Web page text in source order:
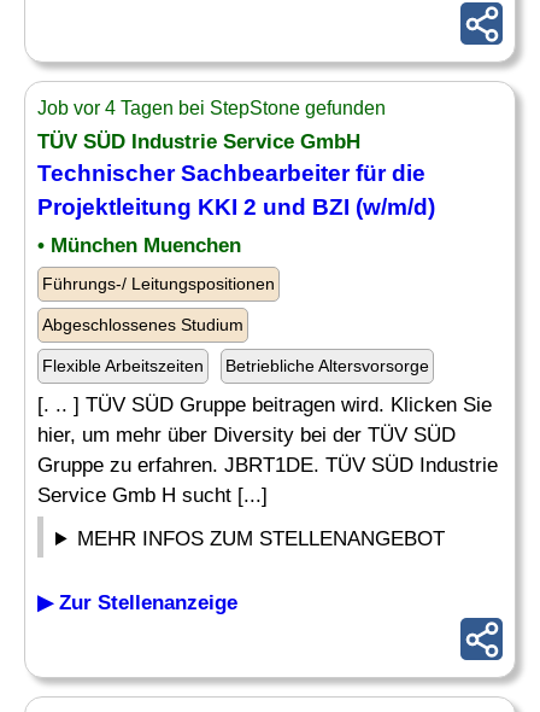
Job vor 4 Tagen bei StepStone gefunden
TÜV SÜD Industrie Service GmbH
Technischer Sachbearbeiterfür die
Projektleitung KKI 2 und BZI (w/m/d)
• München Muenchen
Führungs-/ Leitungspositionen
Abgeschlossenes Studium
Flexible Arbeitszeiten Betriebliche Altersvorsorge
[. .. ] TÜV SÜD Gruppe beitragen wird. Klicken Sie
hier, um mehr über Diversity bei der TÜV SÜD
Gruppe zu erfahren. JBRT1DE. TÜV SÜD Industrie
Service Gmb H sucht [...]
MEHR INFOS ZUM STELLENANGEBOT
▶ Zur Stellenanzeige